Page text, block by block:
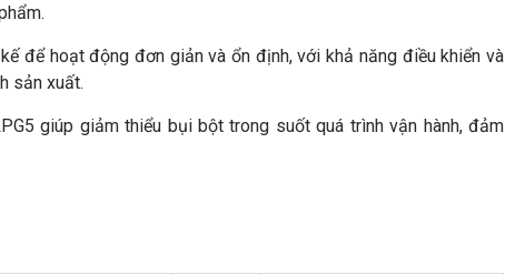
để hoạt động đơn giản và ổn định, với khả năng điều khiển và
sản xuất.
giúp giảm thiểu bụi bột trong suốt quá trình vận hành, đảm